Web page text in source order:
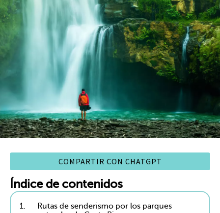
COMPARTIR CON CHATGPT
Índice de contenidos
1.
Rutas de senderismo por los parques